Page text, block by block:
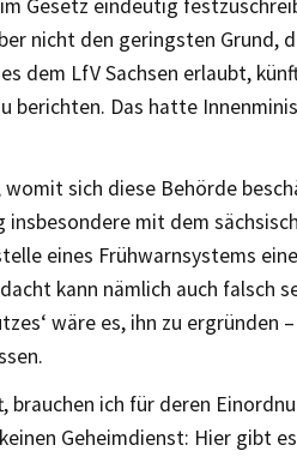
Gesetz eindeutig
nicht den geringsten Grund,
dem LfV Sachsen erlaubt,
berichten. Das hatte
sich diese Behörde
mit dem
eines Frühwarnsystems eine
kann nämlich auch falsch
wäre es, ihn zu ergründen
brauchen ich für deren
Geheimdienst: Hier gibt